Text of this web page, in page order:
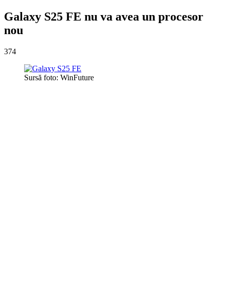
Galaxy S25 FE nu va avea un procesor
nou
374
Sursă foto: WinFuture